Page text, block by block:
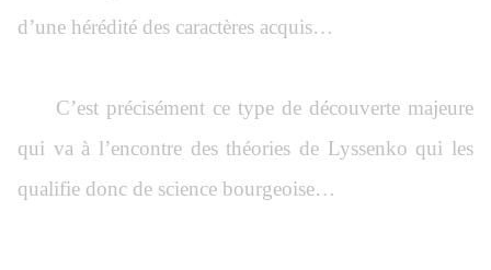
d’une hérédité des caractères acquis…
C’est précisément ce type de découverte majeure
qui va à l’encontre des théories de Lyssenko qui les
qualifie donc de science bourgeoise…